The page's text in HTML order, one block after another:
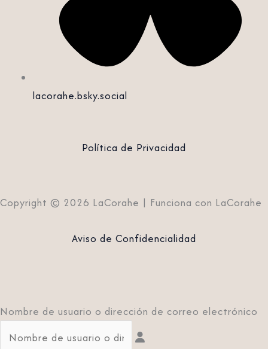
lacorahe.bsky.social‬
Política de Privacidad
Copyright © 2026 LaCorahe | Funciona con LaCorahe
Aviso de Confidencialidad
Nombre de usuario o dirección de correo electrónico